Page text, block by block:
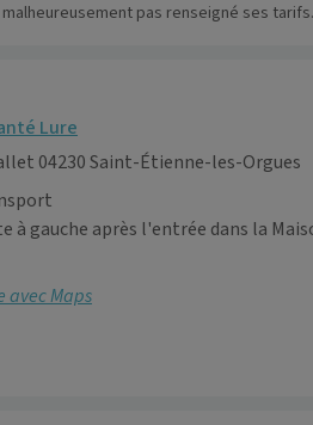
malheureusement pas renseigné ses tarifs.
Lure
04230 Saint-Étienne-les-Orgues
à gauche après l'entrée dans la
avec Maps